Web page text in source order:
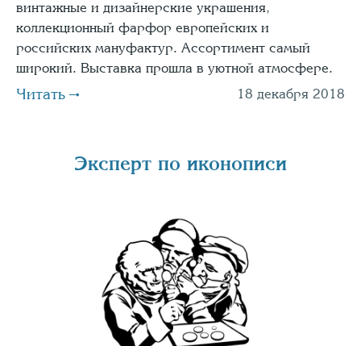
винтажные и дизайнерские украшения,
коллекционный фарфор европейских и
российских мануфактур. Ассортимент самый
широкий. Выставка прошла в уютной атмосфере.
Читать 18 декабря 2018
Эксперт по иконописи